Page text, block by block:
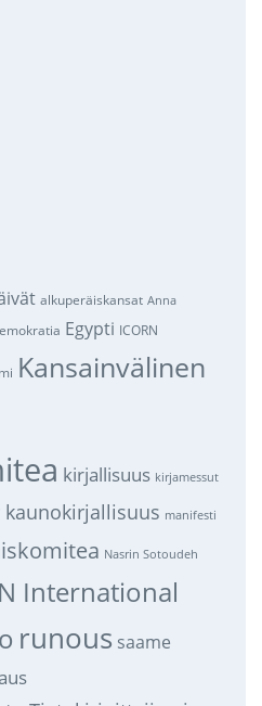
alkuperäiskansat Anna
Egypti ICORN
Kansainvälinen
kirjallisuus kirjamessut
kaunokirjallisuus manifesti
Nasrin Sotoudeh
International
runous saame